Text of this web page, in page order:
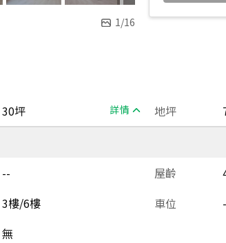
1/16
30坪 詳情 地坪
-- 屋齡
3樓/6樓 車位
無